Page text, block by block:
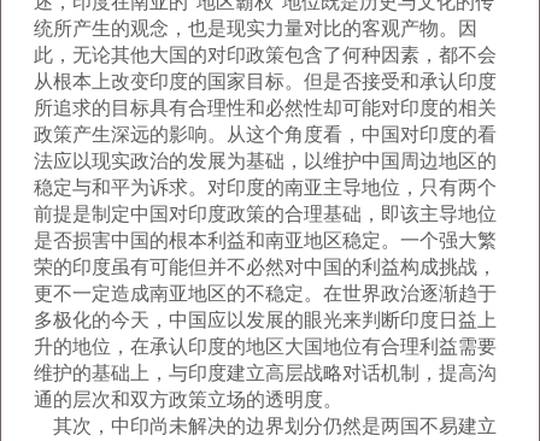
统所产生的观念，也是现实力量对比的客观产物。因
此，无论其他大国的对印政策包含了何种因素，都不会
从根本上改变印度的国家目标。但是否接受和承认印度
所追求的目标具有合理性和必然性却可能对印度的相关
政策产生深远的影响。从这个角度看，中国对印度的看
法应以现实政治的发展为基础，以维护中国周边地区的
稳定与和平为诉求。对印度的南亚主导地位，只有两个
前提是制定中国对印度政策的合理基础，即该主导地位
是否损害中国的根本利益和南亚地区稳定。一个强大繁
荣的印度虽有可能但并不必然对中国的利益构成挑战，
更不一定造成南亚地区的不稳定。在世界政治逐渐趋于
多极化的今天，中国应以发展的眼光来判断印度日益上
升的地位，在承认印度的地区大国地位有合理利益需要
维护的基础上，与印度建立高层战略对话机制，提高沟
通的层次和双方政策立场的透明度。
其次，中印尚未解决的边界划分仍然是两国不易建立